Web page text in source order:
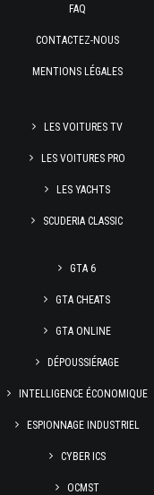
FAQ
CONTACTEZ-NOUS
MENTIONS LÉGALES
LES VOITURES TV
LES VOITURES PRO
LES YACHTS
SCUDERIA CLASSIC
GTA 6
GTA CHEATS
GTA ONLINE
DÉPOUSSIÉRAGE
INTELLIGENCE ÉCONOMIQUE
ESPIONNAGE INDUSTRIEL
CYBER ICS
OCMST